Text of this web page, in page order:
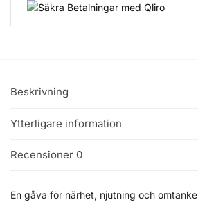
Beskrivning
Ytterligare information
Recensioner 0
En gåva för närhet, njutning och omtanke